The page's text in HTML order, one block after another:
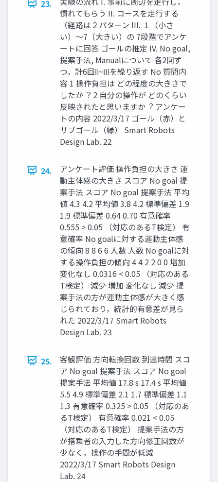
23.
慣れてもらう II. コースを⾛⾏する
（経路は２パターン III. １（⼩さ
い）〜7（⼤きい）の 7段階でアンケ
ートに回答 ゴールの推定 IV. No goal,
提案⼿法, Manualについて 各2回ず
つ，計6回Ⅱ~Ⅲを繰り返す No 質問内
容 1 操作負担は どの程度の⼤きさで
したか︖ 2 ⾃分の操作が どのくらい
反映されたと思いますか︖ アンケー
トの内容 2022/3/17 ゴール（⾚）と
サブゴール（緑） Smart Robots
Design Lab. 22
24.
アンケート評価 操作負担の⼤きさ 運
動主体感の⼤きさ スコア No goal 提
案⼿法 スコア No goal 提案⼿法 平均
値 4.3 4.2 平均値 3.8 4.2 標準偏差 1.9
1.9 標準偏差 0.64 0.70 有意確率
0.555 > 0.05 （対応のあるT検定） 有
意確率 No goalに対する運動主体感
の傾向 8 8 6 6 ⼈数 ⼈数 No goalに対
する操作負担の傾向 4 4 2 2 0 0 増加
変化なし 0.0316 < 0.05 （対応のある
T検定） 減少 増加 変化なし 減少 提
案⼿法の⽅が運動主体感が⼤きく感
じられており，統計的有意差が⾒ら
れた 2022/3/17 Smart Robots
Design Lab. 23
25.
客観評価 ⽅向転換回数 到達時間 スコ
ア No goal 提案⼿法 スコア No goal
提案⼿法 平均値 17.8 s 17.4 s 平均値
5.5 4.9 標準偏差 2.1 1.7 標準偏差 1.1
1.3 有意確率 0.325 > 0.05 （対応のあ
るT検定） 有意確率 0.021 < 0.05
（対応のあるT検定） 提案⼿法の⽅
が搭乗者の⼊⼒した⽅向修正回数が
少なく，操作の⼿間が低減
2022/3/17 Smart Robots Design
Lab. 24